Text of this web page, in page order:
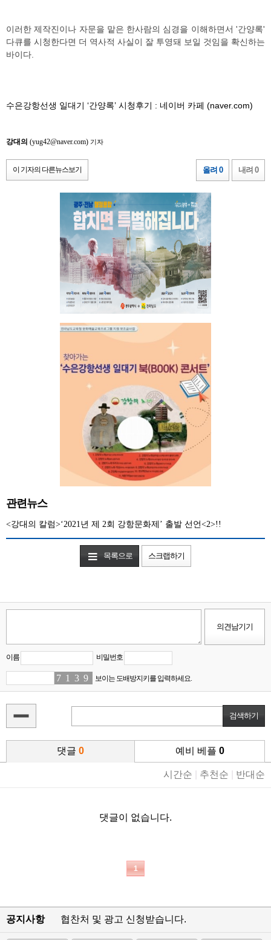
이러한 제작진이나 자문을 맡은 한사람의 심경을 이해하면서 '간양록'
다큐를 시청한다면 더 역사적 사실이 잘 투영돼 보일 것임을 확신하는
바이다.
수은강항선생 일대기 ‘간양록’ 시청후기 : 네이버 카페 (naver.com)
강대의 (yug42@naver.com) 기자
이 기자의 다른뉴스보기 올려 0 내려 0
관련뉴스
<강대의 칼럼>‘2021년 제 2회 강항문화제’ 출발 선언<2>!!
목록으로 스크랩하기
이름 비밀번호
75 1 33 97 보이는 도배방지키를 입력하세요.
댓글 0 예비 베플 0
시간순 추천순 반대순
댓글이 없습니다.
1
공지사항 협찬처 및 광고 신청받습니다.